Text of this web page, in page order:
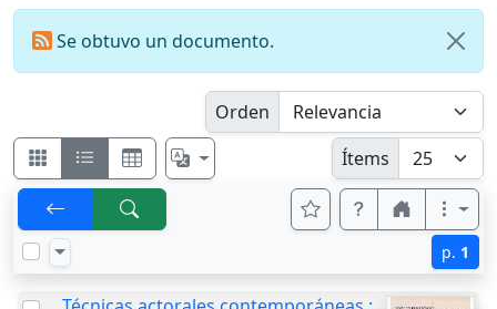
Se obtuvo un documento.
Orden
Ítems
p. 1